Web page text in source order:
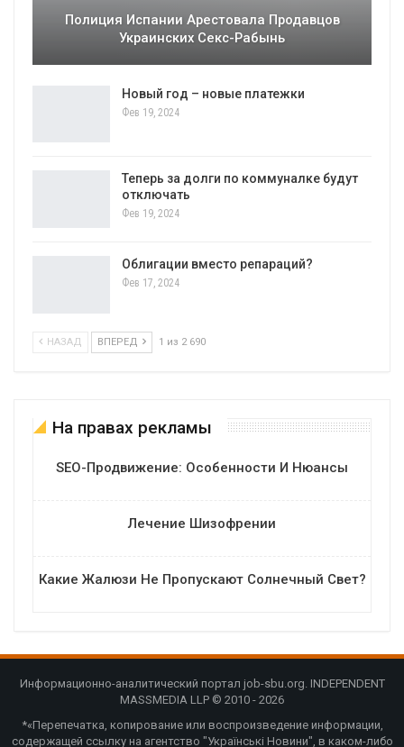
Полиция Испании Арестовала Продавцов
Украинских Секс-Рабынь
Новый год – новые платежки
Фев 19, 2024
Теперь за долги по коммуналке будут
отключать
Фев 19, 2024
Облигации вместо репараций?
Фев 17, 2024
НАЗАД ВПЕРЕД 1 из 2 690
На правах рекламы
SEO-Продвижение: Особенности И Нюансы
Лечение Шизофрении
Какие Жалюзи Не Пропускают Солнечный Свет?
Информационно-аналитический портал job-sbu.org. INDEPENDENT
MASSMEDIA LLP © 2010 - 2026
*«Перепечатка, копирование или воспроизведение информации,
содержащей ссылку на агентство "Українські Новини", в каком-либо